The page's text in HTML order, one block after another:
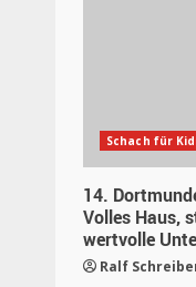
Schach für
14.
Volles Haus,
wertvolle
Ralf